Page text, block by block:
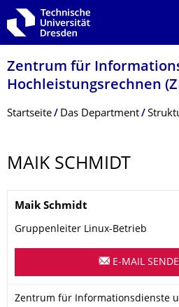
Zur Hauptnavigation springen
Zur Suche springen
Zum Inhalt springen
Zentrum für
Hochleistungs­rechnen
Breadcrumb-Menü
Startseite Das Department
MAIK SCHMIDT
Name
Maik Schmidt
Gruppenleiter Linux-Betrieb
E-MAIL
Organisationsname
Zentrum für Informationsdienste
Zentrum für Informationsdienste